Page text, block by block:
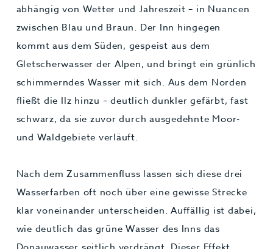
abhängig von Wetter und Jahreszeit – in Nuancen
zwischen Blau und Braun. Der Inn hingegen
kommt aus dem Süden, gespeist aus dem
Gletscherwasser der Alpen, und bringt ein grünlich
schimmerndes Wasser mit sich. Aus dem Norden
fließt die Ilz hinzu – deutlich dunkler gefärbt, fast
schwarz, da sie zuvor durch ausgedehnte Moor-
und Waldgebiete verläuft.
Nach dem Zusammenfluss lassen sich diese drei
Wasserfarben oft noch über eine gewisse Strecke
klar voneinander unterscheiden. Auffällig ist dabei,
wie deutlich das grüne Wasser des Inns das